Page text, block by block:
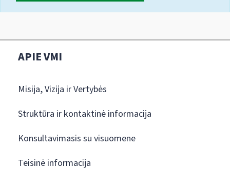
APIE VMI
Misija, Vizija ir Vertybės
Struktūra ir kontaktinė informacija
Konsultavimasis su visuomene
Teisinė informacija